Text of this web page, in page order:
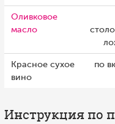
Оливковое
масло
Красное сухое
вино
по
Инструкция по